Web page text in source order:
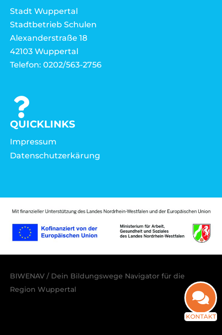
Stadt Wuppertal
Stadtbetrieb Schulen
Alexanderstraße 18
42103 Wuppertal
Telefon: 0202/563-2756
QUICKLINKS
Impressum
Datenschutzerkärung
BIWENAV / Dein Bildungswege Navigator für die
Region Wuppertal
KONTAKT